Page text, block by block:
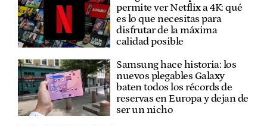
permite ver Netflix a 4K: qué
es lo que necesitas para
disfrutar de la máxima
calidad posible
Samsung hace historia: los
nuevos plegables Galaxy
baten todos los récords de
reservas en Europa y dejan de
ser un nicho